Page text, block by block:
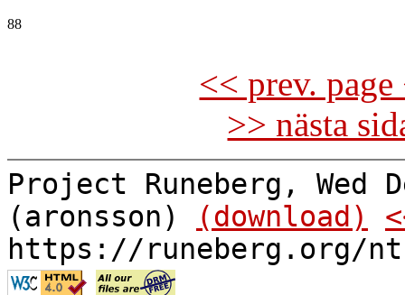
88
<< prev.
>> nästa
Project Runeberg, Wed
(aronsson)
(download)
https://runeberg.org/